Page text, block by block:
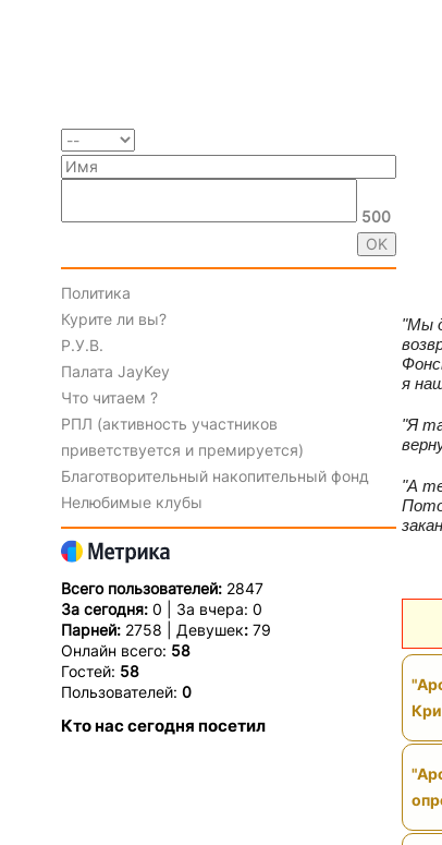
500
Политика
Курите ли вы?
Р.У.В.
Палата JayKey
Что читаем ?
РПЛ (активность участников
приветствуется и премируется)
Благотворительный накопительный фонд
Нелюбимые клубы
Всего пользователей: 2847
За сегодня: 0 | За вчера: 0
Парней: 2758 | Девушек:79
Онлайн всего: 58
Гостей: 58
Пользователей: 0
Кто нас сегодня посетил
"Мы
я
"Я
"А